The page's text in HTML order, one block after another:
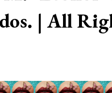
| All